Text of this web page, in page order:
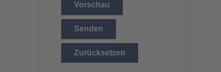
Vorschau
Senden
Zurücksetzen